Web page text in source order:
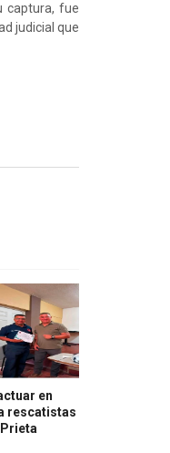
captura, fue
judicial que
en
rescatistas